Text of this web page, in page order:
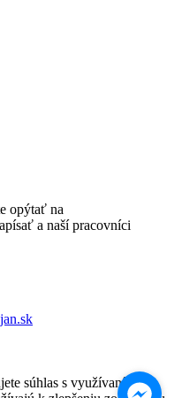
opýtať na
a naší pracovníci
súhlas s využívaním